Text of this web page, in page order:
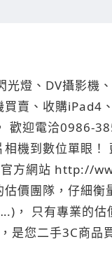
燈、DV攝影機
買賣、收購
歡迎電洽0986-
價團隊，仔細
， 只有專業的